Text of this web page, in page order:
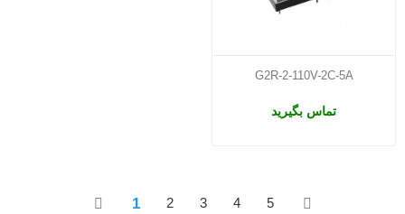
G2R-2-110V-2C-5A
تماس بگیرید
1 2 3 4 5